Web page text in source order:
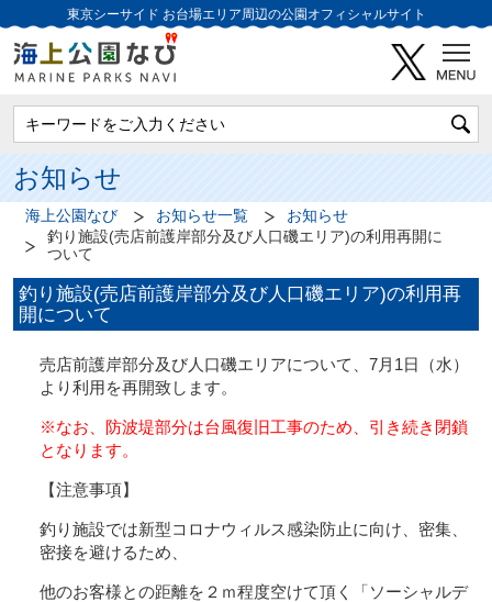
東京シーサイド お台場エリア周辺の公園オフィシャルサイト
お知らせ
海上公園なび お知らせ一覧
お知らせ
釣り施設(売店前護岸部分及び人口磯エリア)の利用再開に
ついて
釣り施設(売店前護岸部分及び人口磯エリア)の利用再
開について
売店前護岸部分及び人口磯エリアについて、7月1日（水）
より利用を再開致します。
※なお、防波堤部分は台風復旧工事のため、引き続き閉鎖
となります。
【注意事項】
釣り施設では新型コロナウィルス感染防止に向け、密集、
密接を避けるため、
他のお客様との距離を２ｍ程度空けて頂く「ソーシャルデ